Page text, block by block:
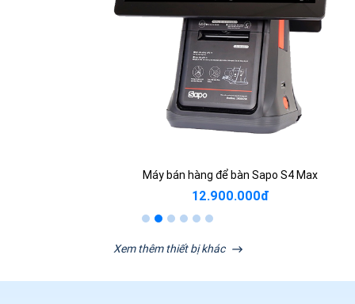
Máy bán hàng để bàn Sapo S4 Max
12.900.000đ
Xem thêm thiết bị khác